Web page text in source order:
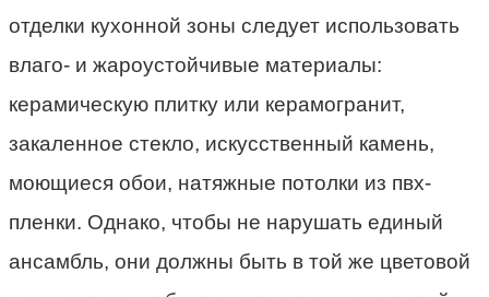
отделки кухонной зоны следует использовать
влаго- и жароустойчивые материалы:
керамическую плитку или керамогранит,
закаленное стекло, искусственный камень,
моющиеся обои, натяжные потолки из пвх-
пленки. Однако, чтобы не нарушать единый
ансамбль, они должны быть в той же цветовой